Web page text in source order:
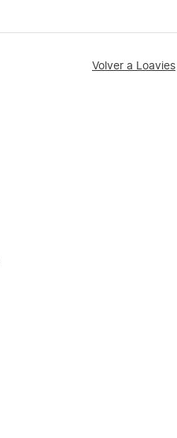
Volver a Loavies